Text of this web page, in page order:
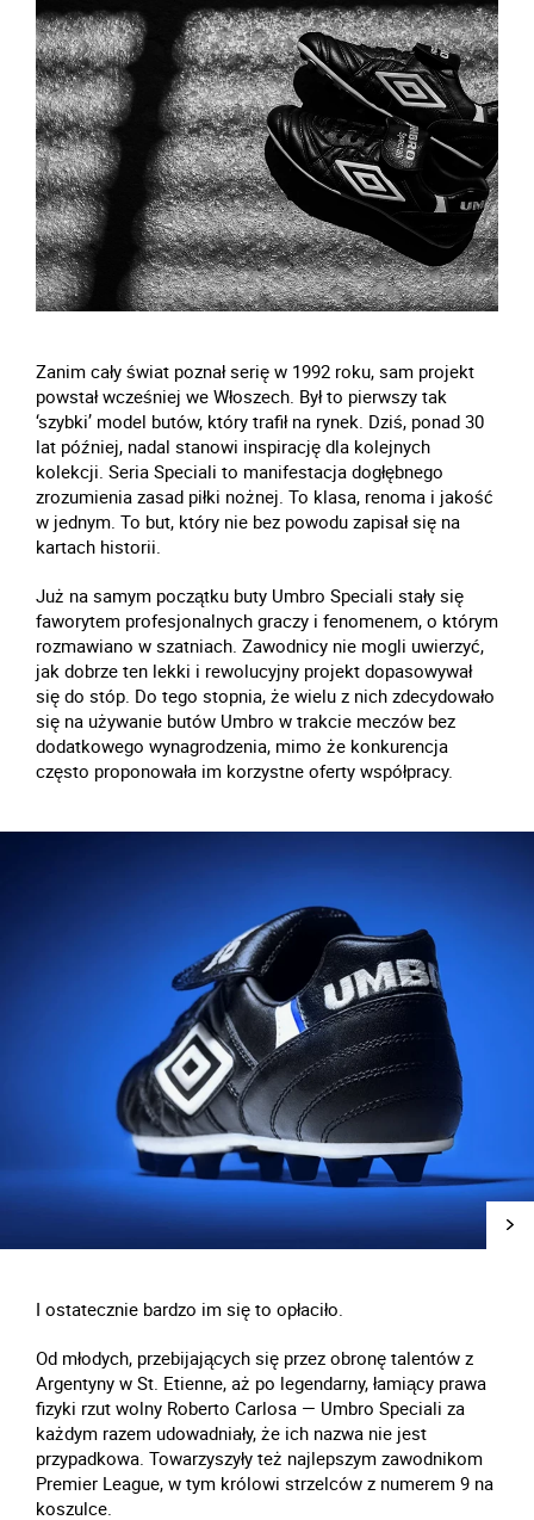
Zanim cały świat poznał serię w 1992 roku, sam projekt
powstał wcześniej we Włoszech. Był to pierwszy tak
‘szybki’ model butów, który trafił na rynek. Dziś, ponad 30
lat później, nadal stanowi inspirację dla kolejnych
kolekcji. Seria Speciali to manifestacja dogłębnego
zrozumienia zasad piłki nożnej. To klasa, renoma i jakość
w jednym. To but, który nie bez powodu zapisał się na
kartach historii.
Już na samym początku buty Umbro Speciali stały się
faworytem profesjonalnych graczy i fenomenem, o którym
rozmawiano w szatniach. Zawodnicy nie mogli uwierzyć,
jak dobrze ten lekki i rewolucyjny projekt dopasowywał
się do stóp. Do tego stopnia, że wielu z nich zdecydowało
się na używanie butów Umbro w trakcie meczów bez
dodatkowego wynagrodzenia, mimo że konkurencja
często proponowała im korzystne oferty współpracy.
I ostatecznie bardzo im się to opłaciło.
Od młodych, przebijających się przez obronę talentów z
Argentyny w St. Etienne, aż po legendarny, łamiący prawa
fizyki rzut wolny Roberto Carlosa — Umbro Speciali za
każdym razem udowadniały, że ich nazwa nie jest
przypadkowa. Towarzyszyły też najlepszym zawodnikom
Premier League, w tym królowi strzelców z numerem 9 na
koszulce.